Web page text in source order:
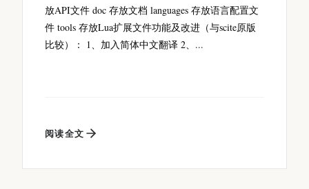
放API文件 doc 存放文档 languages 存放语言配置文
件 tools 存放Lua扩展文件功能及改进（与scite原版
比较）： 1、加入简体中文翻译 2、...
阅读全文